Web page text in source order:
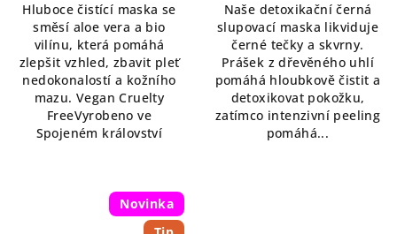
z
5
hvězdiček.
Hluboce čistící maska se
směsí aloe vera a bio
vilínu, která pomáhá
zlepšit vzhled, zbavit pleť
nedokonalostí a kožního
mazu. Vegan Cruelty
FreeVyrobeno ve
Spojeném království
z
5
hvězdiček.
Naše detoxikační černá
slupovací maska likviduje
černé tečky a skvrny.
Prášek z dřevěného uhlí
pomáhá hloubkově čistit a
detoxikovat pokožku,
zatímco intenzivní peeling
pomáhá...
Novinka